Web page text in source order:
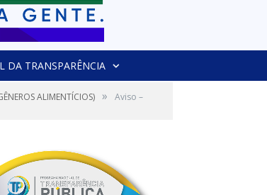
DA TRANSPARÊNCIA
ALIMENTÍCIOS) » Aviso –